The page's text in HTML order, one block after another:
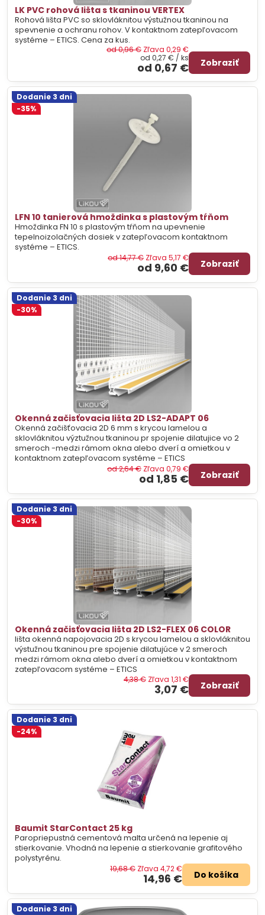
LK PVC rohová lišta s tkaninou VERTEX
Rohová lišta PVC so sklovláknitou výstužnou tkaninou na
spevnenie a ochranu rohov. V kontaktnom zatepľovacom
systéme – ETICS. Cena za kus.
od 0,67 €
od 0,96 € Zľava 0,29 €
od 0,27 € / ks Zobraziť
LFN 10 tanierová hmoždinka s plastovým tŕňom
Dodanie 3 dni
-35%
Hmoždinka FN 10 s plastovým tŕňom na upevnenie
tepelnoizolačných dosiek v zatepľovacom kontaktnom
systéme – ETICS.
od 9,60 €
od 14,77 € Zľava 5,17 €
Zobraziť
Okenná začisťovacia lišta 2D LS2-ADAPT 06
Dodanie 3 dni
-30%
Okenná začišťovacia 2D 6 mm s krycou lamelou a
sklovláknitou výztužnou tkaninou pr spojenie dilatujice vo 2
smeroch -medzi rámom okna alebo dverí a omietkou v
kontaktnom zatepľovacom systéme – ETICS
od 1,85 €
od 2,64 € Zľava 0,79 €
Zobraziť
Okenná začisťovacia lišta 2D LS2-FLEX 06 COLOR
Dodanie 3 dni
-30%
lišta okenná napojovacia 2D s krycou lamelou a sklovláknitou
výstužnou tkaninou pre spojenie dilatujúce v 2 smeroch
medzi rámom okna alebo dverí a omietkou v kontaktnom
zatepľovacom systéme – ETICS
3,07 €
4,38 € Zľava 1,31 €
Zobraziť
Baumit StarContact 25 kg
Dodanie 3 dni
-24%
Paropriepustná cementová malta určená na lepenie aj
stierkovanie. Vhodná na lepenie a stierkovanie grafitového
polystyrénu.
14,96 €
19,68 € Zľava 4,72 €
Do košíka
Dodanie 3 dni